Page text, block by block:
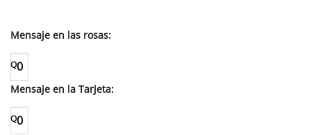
Mensaje en las rosas:
Q0
Mensaje en la Tarjeta:
Q0